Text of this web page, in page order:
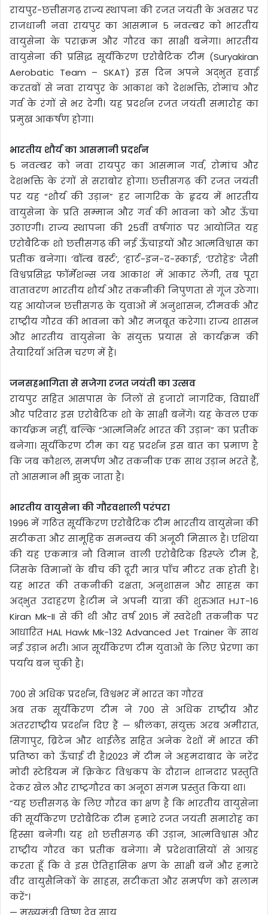
रायपुर-छत्तीसगढ़ राज्य स्थापना की रजत जयंती के अवसर पर
राजधानी नवा रायपुर का आसमान 5 नवम्बर को भारतीय
वायुसेना के पराक्रम और गौरव का साक्षी बनेगा। भारतीय
वायुसेना की प्रसिद्ध सूर्यकिरण एरोबैटिक टीम (Suryakiran
Aerobatic Team – SKAT) इस दिन अपने अद्भुत हवाई
करतबों से नवा रायपुर के आकाश को देशभक्ति, रोमांच और
गर्व के रंगों से भर देगी। यह प्रदर्शन रजत जयंती समारोह का
प्रमुख आकर्षण होगा।
भारतीय शौर्य का आसमानी प्रदर्शन
5 नवम्बर को नवा रायपुर का आसमान गर्व, रोमांच और
देशभक्ति के रंगों से सराबोर होगा। छत्तीसगढ़ की रजत जयंती
पर यह “शौर्य की उड़ान” हर नागरिक के हृदय में भारतीय
वायुसेना के प्रति सम्मान और गर्व की भावना को और ऊँचा
उठाएगी। राज्य स्थापना की 25वीं वर्षगांठ पर आयोजित यह
एरोबैटिक शो छत्तीसगढ़ की नई ऊँचाइयों और आत्मविश्वास का
प्रतीक बनेगा। ‘बॉम्ब बर्स्ट’, ‘हार्ट-इन-द-स्काई’, ‘एरोहेड’ जैसी
विश्वप्रसिद्ध फॉर्मेशन्स जब आकाश में आकार लेंगी, तब पूरा
वातावरण भारतीय शौर्य और तकनीकी निपुणता से गूंज उठेगा।
यह आयोजन छत्तीसगढ़ के युवाओं में अनुशासन, टीमवर्क और
राष्ट्रीय गौरव की भावना को और मजबूत करेगा। राज्य शासन
और भारतीय वायुसेना के संयुक्त प्रयास से कार्यक्रम की
तैयारियाँ अंतिम चरण में हैं।
जनसहभागिता से सजेगा रजत जयंती का उत्सव
रायपुर सहित आसपास के जिलों से हजारों नागरिक, विद्यार्थी
और परिवार इस एरोबैटिक शो के साक्षी बनेंगे। यह केवल एक
कार्यक्रम नहीं, बल्कि “आत्मनिर्भर भारत की उड़ान” का प्रतीक
बनेगा। सूर्यकिरण टीम का यह प्रदर्शन इस बात का प्रमाण है
कि जब कौशल, समर्पण और तकनीक एक साथ उड़ान भरते हैं,
तो आसमान भी झुक जाता है।
भारतीय वायुसेना की गौरवशाली परंपरा
1996 में गठित सूर्यकिरण एरोबैटिक टीम भारतीय वायुसेना की
सटीकता और सामूहिक समन्वय की अनूठी मिसाल है। एशिया
की यह एकमात्र नौ विमान वाली एरोबैटिक डिस्प्ले टीम है,
जिसके विमानों के बीच की दूरी मात्र पाँच मीटर तक होती है।
यह भारत की तकनीकी दक्षता, अनुशासन और साहस का
अद्भुत उदाहरण है।टीम ने अपनी यात्रा की शुरुआत HJT-16
Kiran Mk-II से की थी और वर्ष 2015 में स्वदेशी तकनीक पर
आधारित HAL Hawk Mk-132 Advanced Jet Trainer के साथ
नई उड़ान भरी। आज सूर्यकिरण टीम युवाओं के लिए प्रेरणा का
पर्याय बन चुकी है।
700 से अधिक प्रदर्शन, विश्वभर में भारत का गौरव
अब तक सूर्यकिरण टीम ने 700 से अधिक राष्ट्रीय और
अंतरराष्ट्रीय प्रदर्शन दिए हैं — श्रीलंका, संयुक्त अरब अमीरात,
सिंगापुर, ब्रिटेन और थाईलैंड सहित अनेक देशों में भारत की
प्रतिष्ठा को ऊँचाई दी है।2023 में टीम ने अहमदाबाद के नरेंद्र
मोदी स्टेडियम में क्रिकेट विश्वकप के दौरान शानदार प्रस्तुति
देकर खेल और राष्ट्रगौरव का अनूठा संगम प्रस्तुत किया था।
“यह छत्तीसगढ़ के लिए गौरव का क्षण है कि भारतीय वायुसेना
की सूर्यकिरण एरोबैटिक टीम हमारे रजत जयंती समारोह का
हिस्सा बनेगी। यह शो छत्तीसगढ़ की उड़ान, आत्मविश्वास और
राष्ट्रीय गौरव का प्रतीक बनेगा। मैं प्रदेशवासियों से आग्रह
करता हूँ कि वे इस ऐतिहासिक क्षण के साक्षी बनें और हमारे
वीर वायुसैनिकों के साहस, सटीकता और समर्पण को सलाम
करें”।
— मुख्यमंत्री विष्णु देव साय